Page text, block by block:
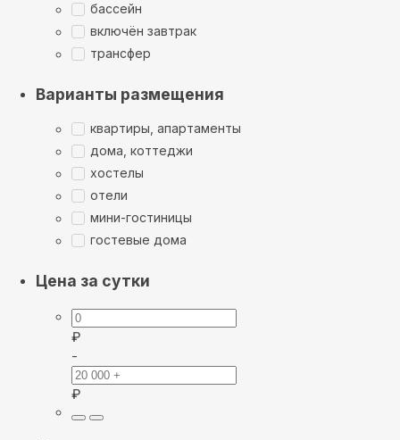
бассейн
включён завтрак
трансфер
Варианты размещения
квартиры, апартаменты
дома, коттеджи
хостелы
отели
мини-гостиницы
гостевые дома
Цена за сутки
₽
-
₽